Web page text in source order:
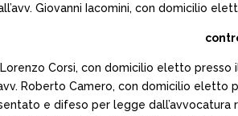
Giovanni Iacomini, con domicilio
Corsi, con domicilio eletto presso
Roberto Camero, con domicilio eletto
e difeso per legge dall’avvocatura